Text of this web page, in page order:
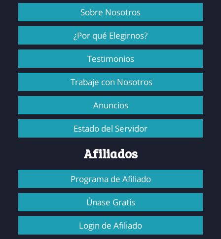
Sobre Nosotros
¿Por qué Elegirnos?
Testimonios
Trabaje con Nosotros
Anuncios
Estado del Servidor
Afiliados
Programa de Afiliado
Únase Gratis
Login de Afiliado